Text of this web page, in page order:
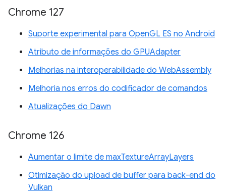
Chrome 127
Suporte experimental para OpenGL ES no Android
Atributo de informações do GPUAdapter
Melhorias na interoperabilidade do WebAssembly
Melhoria nos erros do codificador de comandos
Atualizações do Dawn
Chrome 126
Aumentar o limite de maxTextureArrayLayers
Otimização do upload de buffer para back-end do
Vulkan